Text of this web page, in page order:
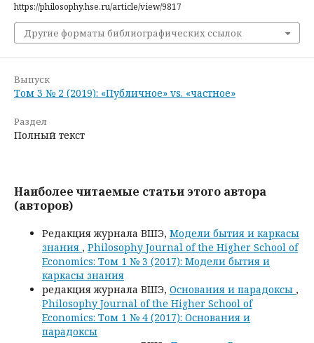
https://philosophy.hse.ru/article/view/9817
Другие форматы библиографических ссылок
Выпуск
Том 3 № 2 (2019): «Публичное» vs. «частное»
Раздел
Полный текст
Наиболее читаемые статьи этого автора
(авторов)
Редакция журнала ВШЭ, Модели бытия и каркасы
знания , Philosophy Journal of the Higher School of
Economics: Том 1 № 3 (2017): Модели бытия и
каркасы знания
редакция журнала ВШЭ, Основания и парадоксы ,
Philosophy Journal of the Higher School of
Economics: Том 1 № 4 (2017): Основания и
парадоксы